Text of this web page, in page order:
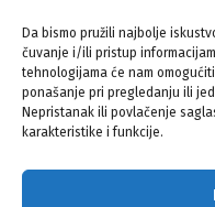
Da bismo pružili najbolje
čuvanje i/ili pristup
tehnologijama će nam
ponašanje pri pregledanju ili
Nepristanak ili povlačenje
karakteristike i funkcije.
Mimohod za žrtve
na